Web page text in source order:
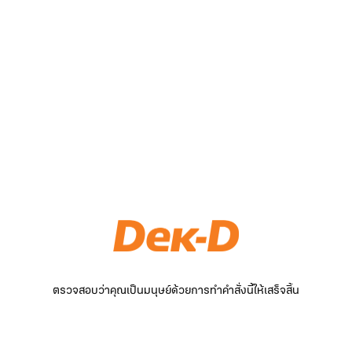
ตรวจสอบว่าคุณเป็นมนุษย์ด้วยการทำคำสั่งนี้ให้เสร็จสิ้น